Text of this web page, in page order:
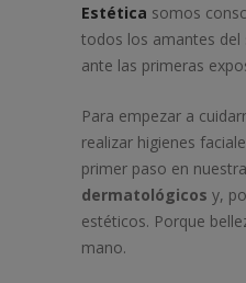
Estética somos
todos los amantes del
ante las primeras
Para empezar a
realizar higienes
primer paso en
dermatológicos y,
estéticos. Porque
mano.